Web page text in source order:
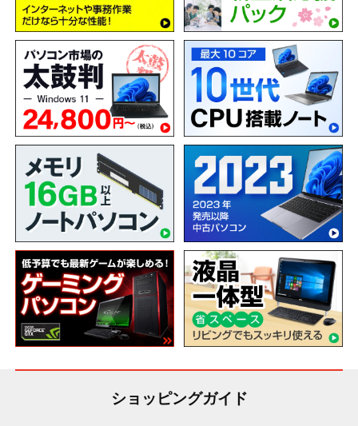
ショッピングガイド